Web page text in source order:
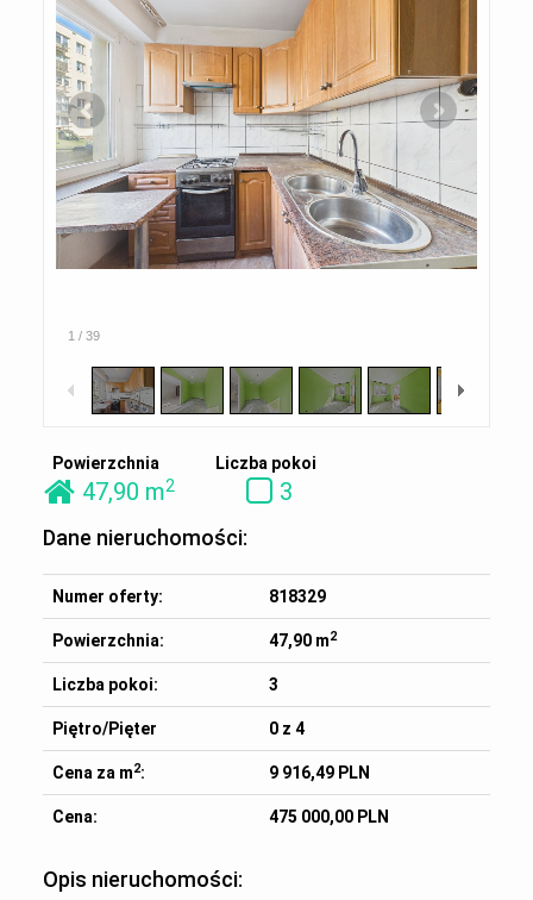
1 / 39
Powierzchnia
47,90 m2
Liczba pokoi
3
Dane nieruchomości:
Numer oferty: 818329
Powierzchnia: 47,90 m2
Liczba pokoi: 3
Piętro/Pięter 0 z 4
Cena za m2: 9 916,49 PLN
Cena: 475 000,00 PLN
Opis nieruchomości: